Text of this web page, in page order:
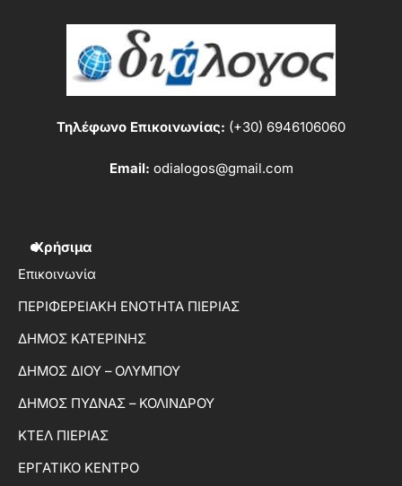
Τηλέφωνο Επικοινωνίας: (+30) 6946106060
Email: odialogos@gmail.com
Χρήσιμα
Επικοινωνία
ΠΕΡΙΦΕΡΕΙΑΚΗ ΕΝΟΤΗΤΑ ΠΙΕΡΙΑΣ
ΔΗΜΟΣ ΚΑΤΕΡΙΝΗΣ
ΔΗΜΟΣ ΔΙΟΥ – ΟΛΥΜΠΟΥ
ΔΗΜΟΣ ΠΥΔΝΑΣ – ΚΟΛΙΝΔΡΟΥ
ΚΤΕΛ ΠΙΕΡΙΑΣ
ΕΡΓΑΤΙΚΟ ΚΕΝΤΡΟ